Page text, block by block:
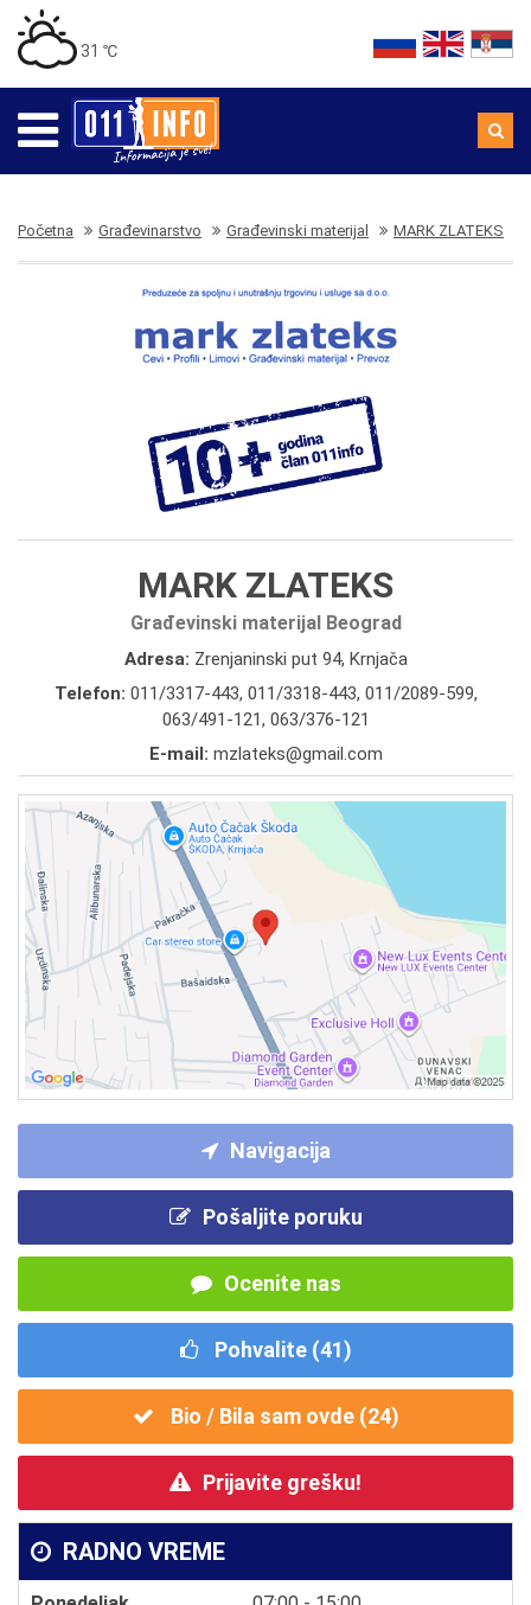
31 ℃
Početna Građevinarstvo Građevinski materijal MARK ZLATEKS
MARK ZLATEKS
Građevinski materijal Beograd
Adresa: Zrenjaninski put 94, Krnjača
Telefon: 011/3317-443, 011/3318-443, 011/2089-599,
063/491-121, 063/376-121
E-mail: mzlateks@gmail.com
Navigacija
Pošaljite poruku
Ocenite nas
Pohvalite (41)
Bio / Bila sam ovde (24)
Prijavite grešku!
RADNO VREME